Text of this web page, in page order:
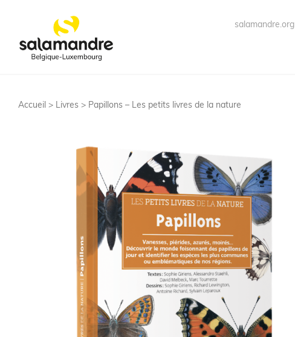
salamandre.org
Accueil > Livres > Papillons – Les petits livres de la nature